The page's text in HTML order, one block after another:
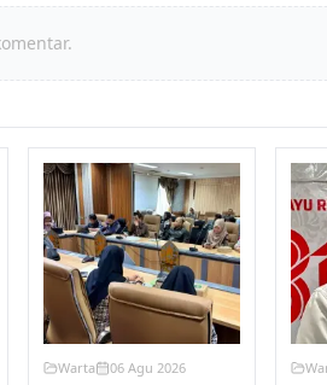
Warta 06 Agu 2026